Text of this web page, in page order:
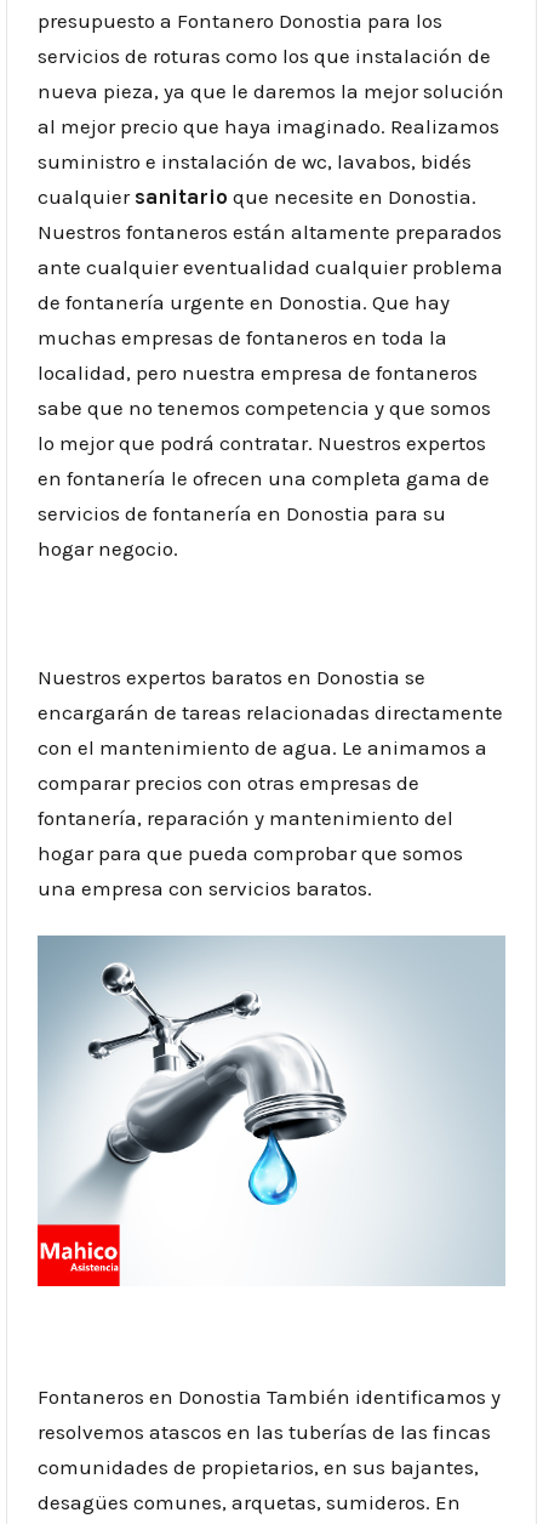
presupuesto a Fontanero Donostia para los
servicios de roturas como los que instalación de
nueva pieza, ya que le daremos la mejor solución
al mejor precio que haya imaginado. Realizamos
suministro e instalación de wc, lavabos, bidés
cualquier sanitario que necesite en Donostia.
Nuestros fontaneros están altamente preparados
ante cualquier eventualidad cualquier problema
de fontanería urgente en Donostia. Que hay
muchas empresas de fontaneros en toda la
localidad, pero nuestra empresa de fontaneros
sabe que no tenemos competencia y que somos
lo mejor que podrá contratar. Nuestros expertos
en fontanería le ofrecen una completa gama de
servicios de fontanería en Donostia para su
hogar negocio.
Nuestros expertos baratos en Donostia se
encargarán de tareas relacionadas directamente
con el mantenimiento de agua. Le animamos a
comparar precios con otras empresas de
fontanería, reparación y mantenimiento del
hogar para que pueda comprobar que somos
una empresa con servicios baratos.
Fontaneros en Donostia También identificamos y
resolvemos atascos en las tuberías de las fincas
comunidades de propietarios, en sus bajantes,
desagües comunes, arquetas, sumideros. En